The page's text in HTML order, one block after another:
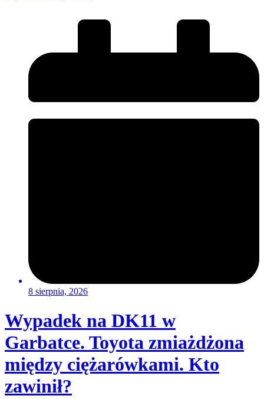
8 sierpnia, 2026
Wypadek na DK11 w
Garbatce. Toyota zmiażdżona
między ciężarówkami. Kto
zawinił?